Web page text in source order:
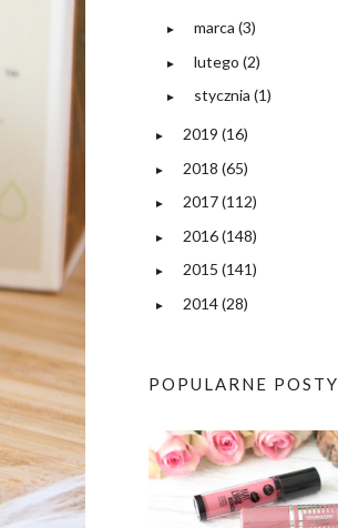
► marca (3)
► lutego (2)
► stycznia (1)
► 2019 (16)
► 2018 (65)
► 2017(112)
► 2016(148)
► 2015 (141)
► 2014(28)
POPULARNE POSTY